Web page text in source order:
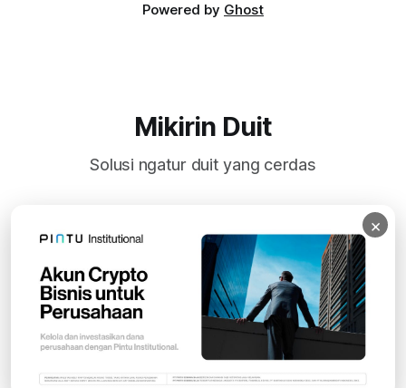
Powered by Ghost
Mikirin Duit
Solusi ngatur duit yang cerdas
Subscribe
×